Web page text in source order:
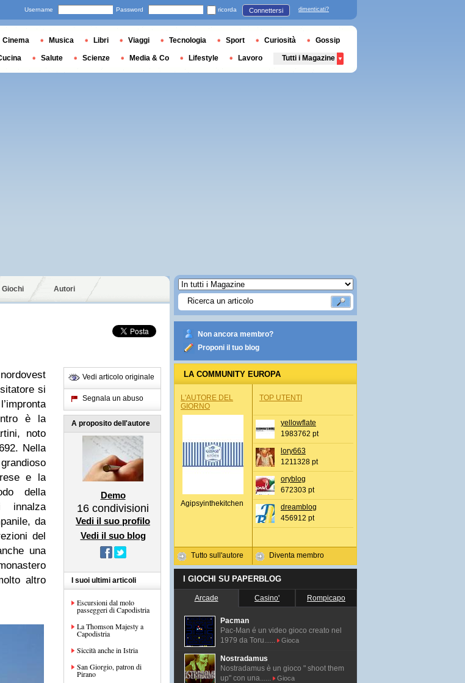
Giochi Autori
si
è la
noto
Nella
e la
della
da
del
una
altro
Vedi articolo originale
Segnala un abuso
A proposito dell'autore
Demo
16 condivisioni
Vedi il suo profilo
Vedi il suo blog
I suoi ultimi articoli
Escursioni dal molo
passeggeri di Capodistria
La Thomson Majesty a
Capodistria
Siccità anche in Istria
San Giorgio, patron di
Pirano
Non ancora membro?
Proponi il tuo blog
LA COMMUNITY EUROPA
L'AUTORE DEL
GIORNO
Agipsyinthekitchen
Tutto sull'autore
TOP UTENTI
yellowflate
1983762 pt
lory663
1211328 pt
oryblog
672303 pt
dreamblog
456912 pt
Diventa membro
I GIOCHI SU PAPERBLOG
Arcade Casino' Rompicapo
Pacman
Pac-Man é un video gioco creato nel
1979 da Toru......
Gioca
Nostradamus
Nostradamus è un gioco " shoot them
up" con una......
Gioca
Username Password ricorda Connettersi dimenticati?
Cinema Musica Libri Viaggi Tecnologia Sport Curiosità Gossip
Salute Scienze Media & Co Lifestyle Lavoro Tutti i Magazine